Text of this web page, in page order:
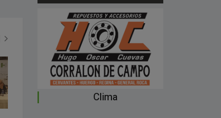
GENERALES
Clima